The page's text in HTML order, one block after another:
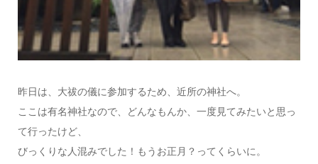
昨日は、大祓の儀に参加するため、近所の神社へ。
ここは有名神社なので、どんなもんか、一度見てみたいと思っ
て行ったけど、
びっくりな人混みでした！もうお正月？ってくらいに。